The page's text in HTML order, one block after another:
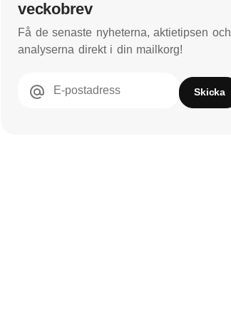
veckobrev
Få de senaste nyheterna, aktietipsen och
analyserna direkt i din mailkorg!
E-postadress Skicka